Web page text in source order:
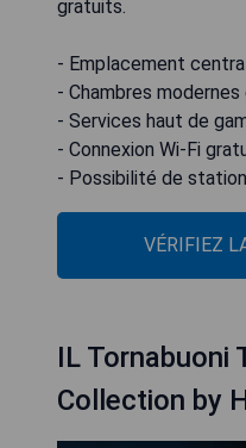
gratuits.
- Emplacement
- Chambres
- Services haut de
- Connexion Wi-Fi
- Possibilité de
VÉRIFIEZ
IL Tornabuoni
Collection by